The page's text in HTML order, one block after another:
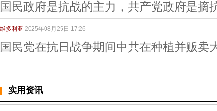
国民政府是抗战的主力，共产党政府是摘
维多利亚 2025年08月25日 17:26
国民党在抗日战争期间中共在种植并贩卖
实用资讯